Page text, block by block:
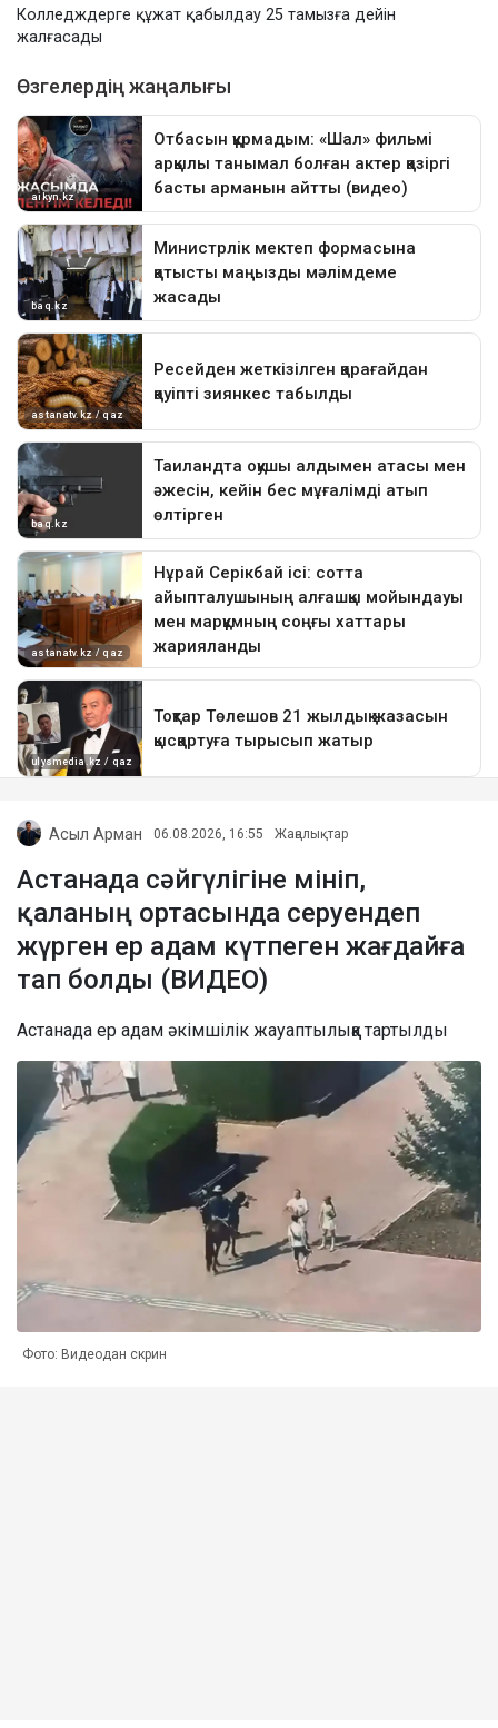
Колледждерге құжат қабылдау 25 тамызға дейін
жалғасады
Асыл Арман 06.08.2026, 16:55 Жаңалықтар
Астанада сәйгүлігіне мініп,
қаланың ортасында серуендеп
жүрген ер адам күтпеген жағдайға
тап болды (ВИДЕО)
Астанада ер адам әкімшілік жауаптылыққа тартылды
Фото: Видеодан скрин